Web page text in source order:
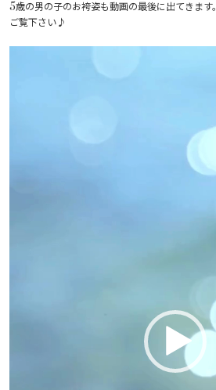
5歳の男の子のお袴姿も動画の最後に出てきます。
ご覧下さい♪